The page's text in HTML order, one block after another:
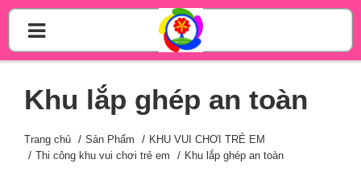
Khu lắp ghép an toàn
Trang chủ Sản Phẩm
KHU VUI CHƠI TRẺ EM
Thi công khu vui chơi trẻ em
Khu lắp ghép an toàn